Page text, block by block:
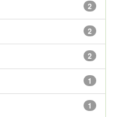
2
2
2
1
1